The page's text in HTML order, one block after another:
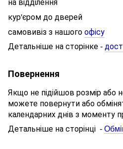
кур'єром до дверей
самовивіз з нашогоофісу
Детальніше на сторінке -
Повернення
Якщо не підійшов розмір або
можете повернути або
календарних днів з моменту
Детальніше на сторінці -